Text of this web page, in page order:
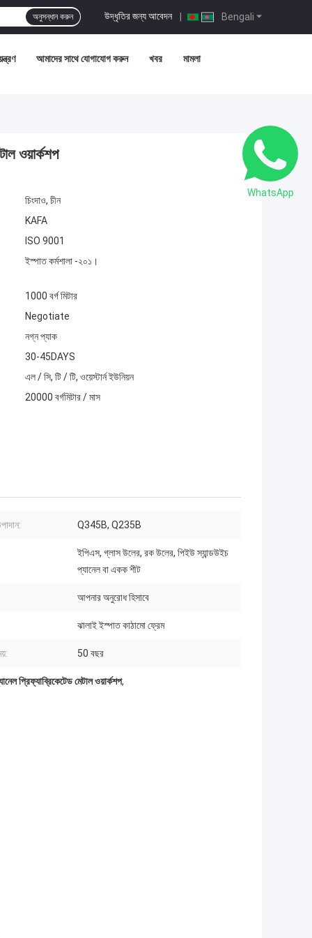
Bengali
উদ্ধৃতির জন্য আবেদন |
অনুসন্ধান করুন
আমাদের সাথে যোগাযোগ করুন খবর মামলা
ওয়ার্কশপ
চিংদাও, চীন
KAFA
ISO 9001
ইস্পাত কর্মশালা -২০১।
1000 বর্গ মিটার
Negotiate
নগ্ন প্যাক
30-45DAYS
এল / সি, টি / টি, ওয়েস্টার্ন ইউনিয়ন
20000 বর্গমিটার / মাস
Q345B, Q235B
ইপিএস, গ্লাস উলের, রক উলের, পিইউ স্যান্ডউইচ
প্যানেল বা একক শীট
আপনার অনুরোধ হিসাবে
ঝালাই ইস্পাত কাঠামো ফ্রেম
50 বছর
প্রিফ্যাব্রিকেটেড মেটাল ওয়ার্কশপ,
WhatsApp